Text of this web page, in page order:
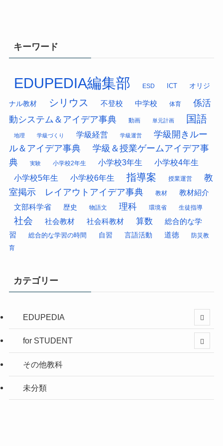
キーワード
EDUPEDIA編集部 ESD ICT オリジ
ナル教材 シリウス 不登校 中学校 体育
係活
動システム＆アイデア事典
動画 単元計画 国語
地理 学級づくり 学級経営 学級運営
学級開きルー
ル＆アイデア事典
学級＆授業ゲームアイデア事
典
実験 小学校2年生 小学校3年生
小学校4年生
小学校5年生
小学校6年生 指導案 授業運営
教
室掲示 レイアウトアイデア事典
教材 教材紹介
文部科学省 歴史 物語文 理科 環境省 生徒指導
社会 社会教材 社会科教材 算数
総合的な学
習
総合的な学習の時間 自習 言語活動 道徳 防災教
育
カテゴリー
EDUPEDIA
for STUDENT
その他教科
未分類